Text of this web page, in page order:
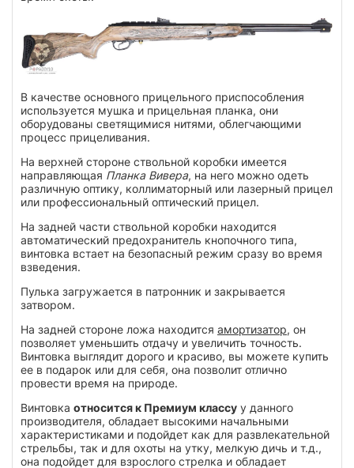
В качестве основного прицельного приспособления
используется мушка и прицельная планка, они
оборудованы светящимися нитями, облегчающими
процесс прицеливания.
На верхней стороне ствольной коробки имеется
направляющая Планка Вивера, на него можно одеть
различную оптику, коллиматорный или лазерный прицел
или профессиональный оптический прицел.
На задней части ствольной коробки находится
автоматический предохранитель кнопочного типа,
винтовка встает на безопасный режим сразу во время
взведения.
Пулька загружается в патронник и закрывается
затвором.
На задней стороне ложа находится амортизатор, он
позволяет уменьшить отдачу и увеличить точность.
Винтовка выглядит дорого и красиво, вы можете купить
ее в подарок или для себя, она позволит отлично
провести время на природе.
Винтовка относится к Премиум классу у данного
производителя, обладает высокими начальными
характеристиками и подойдет как для развлекательной
стрельбы, так и для охоты на утку, мелкую дичь и т.д.,
она подойдет для взрослого стрелка и обладает